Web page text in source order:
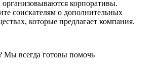
организовываются корпоративы.
соискателям о дополнительных
которые предлагает компания.
Мы всегда готовы помочь